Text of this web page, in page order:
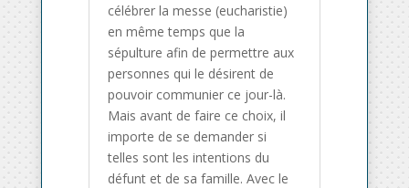
célébrer la messe (eucharistie)
en même temps que la
sépulture afin de permettre aux
personnes qui le désirent de
pouvoir communier ce jour-là.
Mais avant de faire ce choix, il
importe de se demander si
telles sont les intentions du
défunt et de sa famille. Avec le